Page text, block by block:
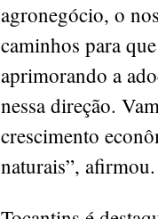
agronegócio, o
caminhos para
aprimorando a
nessa direção.
crescimento
naturais”, afirmou.